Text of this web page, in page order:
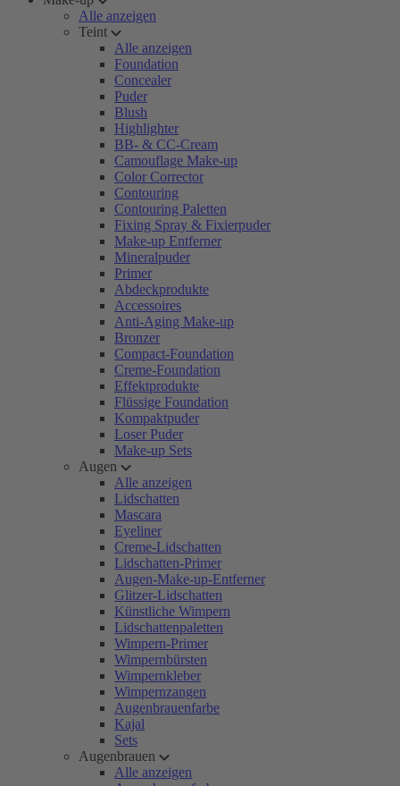
Alle anzeigen
Teint
Alle anzeigen
Foundation
Concealer
Puder
Blush
Highlighter
BB- & CC-Cream
Camouflage Make-up
Color Corrector
Contouring
Contouring Paletten
Fixing Spray & Fixierpuder
Make-up Entferner
Mineralpuder
Primer
Abdeckprodukte
Accessoires
Anti-Aging Make-up
Bronzer
Compact-Foundation
Creme-Foundation
Effektprodukte
Flüssige Foundation
Kompaktpuder
Loser Puder
Make-up Sets
Augen
Alle anzeigen
Lidschatten
Mascara
Eyeliner
Creme-Lidschatten
Lidschatten-Primer
Augen-Make-up-Entferner
Glitzer-Lidschatten
Künstliche Wimpern
Lidschattenpaletten
Wimpern-Primer
Wimpernbürsten
Wimpernkleber
Wimpernzangen
Augenbrauenfarbe
Kajal
Sets
Augenbrauen
Alle anzeigen